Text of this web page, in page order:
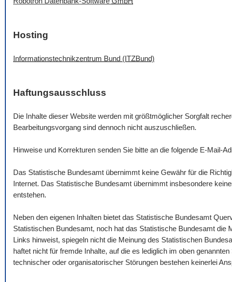
Hosting
Informationstechnikzentrum Bund (ITZBund)
Haftungsausschluss
Die Inhalte dieser Website werden mit größtmöglicher Sorgfalt
Bearbeitungsvorgang sind dennoch nicht auszuschließen.
Hinweise und Korrekturen senden Sie bitte an die folgende E-Mail-
Das Statistische Bundesamt übernimmt keine Gewähr für die
Internet. Das Statistische Bundesamt übernimmt insbesondere
entstehen.
Neben den eigenen Inhalten bietet das Statistische Bundesamt
Statistischen Bundesamt, noch hat das Statistische Bundesamt die
Links hinweist, spiegeln nicht die Meinung des Statistischen
haftet nicht für fremde Inhalte, auf die es lediglich im oben
technischer oder organisatorischer Störungen bestehen keinerlei